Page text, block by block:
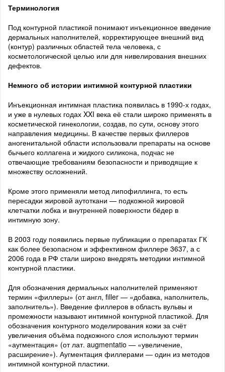
Терминология
Под контурной пластикой понимают инъекционное введение
дермальных наполнителей, корректирующее внешний вид
(контур) различных областей тела человека, с
косметологической целью или для нивелирования внешних
дефектов.
Немного об истории интимной контурной пластики
Инъекционная интимная пластика появилась в 1990-х годах,
и уже в нулевых годах XXI века её стали широко применять в
косметической гинекологии, создав, по сути, основу этого
направления медицины. В качестве первых филлеров
аногенитальной области использовали препараты на основе
бычьего коллагена и жидкого силикона, подчас не
отвечающие требованиям безопасности и приводящие к
множеству осложнений.
Кроме этого применяли метод липофиллинга, то есть
пересадки жировой аутоткани — подкожной жировой
клетчатки лобка и внутренней поверхности бёдер в
интимную зону.
В 2003 году появились первые публикации о препаратах ГК
как более безопасном и эффективном филлере 3637, а с
2006 года в РФ стали широко внедрять методики интимной
контурной пластики.
Для обозначения дермальных наполнителей применяют
термин «филлеры» (от англ, filler — «добавка, наполнитель,
заполнитель»). Введение филлеров в область вульвы и
промежности называют интимной контурной пластикой. Для
обозначения контурного моделирования кожи за счёт
увеличения объёма подкожного слоя используют термин
«аугментация» (от лат. augmentatio — «увеличение,
расширение»). Аугментация филлерами — один из методов
интимной контурной пластики.